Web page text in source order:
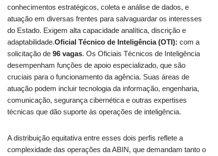
conhecimentos estratégicos, coleta e análise de dados, e
atuação em diversas frentes para salvaguardar os interesses
do Estado. Exigem alta capacidade analítica, discrição e
adaptabilidade.Oficial Técnico de Inteligência (OTI): com a
solicitação de 96 vagas. Os Oficiais Técnicos de Inteligência
desempenham funções de apoio especializado, que são
cruciais para o funcionamento da agência. Suas áreas de
atuação podem incluir tecnologia da informação, engenharia,
comunicação, segurança cibernética e outras expertises
técnicas que dão suporte às operações de inteligência.
A distribuição equitativa entre esses dois perfis reflete a
complexidade das operações da ABIN, que demandam tanto o